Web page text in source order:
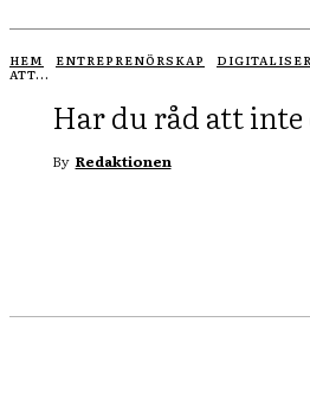
HEM ENTREPRENÖRSKAP
ATT...
Har du råd att
By Redaktionen